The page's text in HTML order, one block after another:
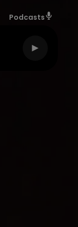
Podcasts